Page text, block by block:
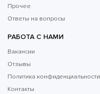
Прочее
Ответы на вопросы
РАБОТА С НАМИ
Вакансии
Отзывы
Политика конфиденциальности
Контакты